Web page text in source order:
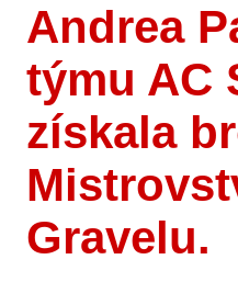
Andrea
týmu AC
získala
Gravelu.